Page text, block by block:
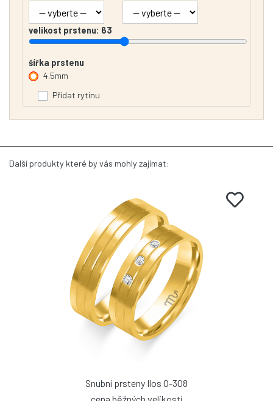
velikost prstenu: 63
šířka prstenu
4.5mm
Přidat rytinu
Další produkty které by vás mohly zajímat:
Snubní prsteny Ilos O-308